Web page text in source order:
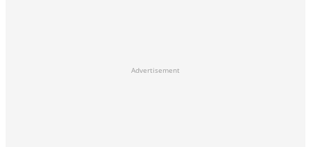
Advertisement